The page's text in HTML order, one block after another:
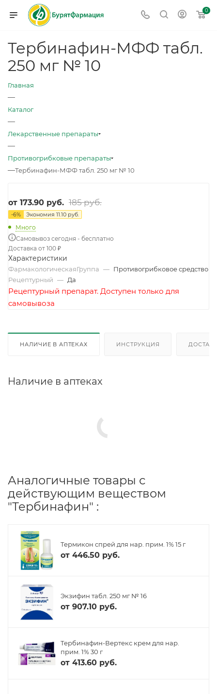
0
Тербинафин-МФФ табл.
250 мг № 10
Главная
—
Каталог
—
Лекарственные препараты
—
Противогрибковые препараты
—Тербинафин-МФФ табл. 250 мг № 10
от 173.90 руб. 185 руб.
-6% Экономия 11.10 руб.
Много
Самовывоз сегодня - бесплатно
Доставка от 100 ₽
Характеристики
ФармакологическаяГруппа — Противогрибковое средство
Рецептурный — Да
Рецептурный препарат. Доступен только для
самовывоза
НАЛИЧИЕ В АПТЕКАХ ИНСТРУКЦИЯ
Наличие в аптеках
Аналогичные товары с
действующим веществом
"Тербинафин" :
Термикон спрей для нар. прим. 1% 15 г
от 446.50 руб.
Экзифин табл. 250 мг № 16
от 907.10 руб.
Тербинафин-Вертекс крем для нар.
прим. 1% 30 г
от 413.60 руб.